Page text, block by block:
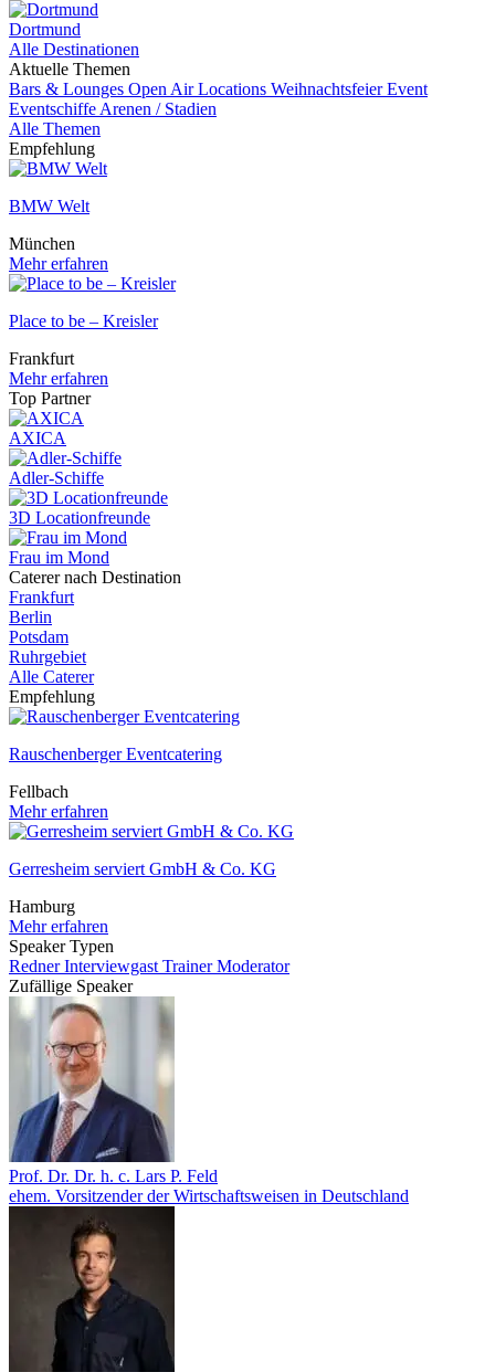
Dortmund
Alle Destinationen
Aktuelle Themen
Bars & Lounges Open Air Locations WeihnachtsfeierEvent
Eventschiffe Arenen / Stadien
Alle Themen
Empfehlung
BMW Welt
München
Mehr erfahren
Place to be – Kreisler
Frankfurt
Mehr erfahren
Top Partner
AXICA
Adler-Schiffe
3D Locationfreunde
Frau im Mond
Caterer nach Destination
Frankfurt
Berlin
Potsdam
Ruhrgebiet
Alle Caterer
Empfehlung
Rauschenberger Eventcatering
Fellbach
Mehr erfahren
Gerresheim serviert GmbH & Co. KG
Hamburg
Mehr erfahren
Speaker Typen
RednerInterviewgast TrainerModerator
Zufällige Speaker
Prof. Dr. Dr. h. c. Lars P. Feld
ehem. Vorsitzender der Wirtschaftsweisen in Deutschland